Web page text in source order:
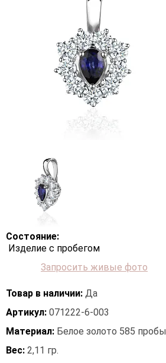
Состояние:
Изделие с пробегом
Запросить живые фото
Товар в наличии: Да
Артикул: 071222-6-003
Материал: Белое золото 585 пробы
Вес: 2,11 гр.